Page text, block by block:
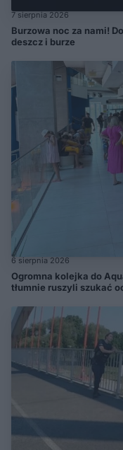
7 sierpnia 2026
Burzowa noc za nami!
deszcz i burze
6 sierpnia 2026
Ogromna kolejka do
tłumnie ruszyli szukać